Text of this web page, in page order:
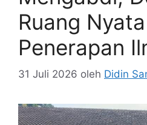
Ruang Nyata
Penerapan
31 Juli 2026 oleh Didin